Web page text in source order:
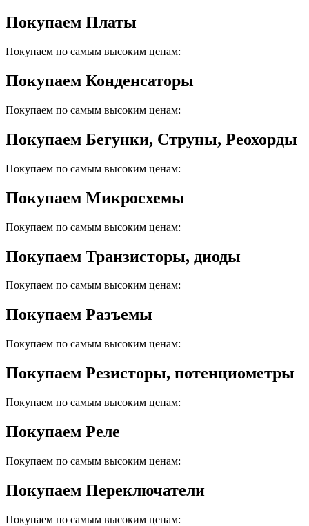
Покупаем Платы
Покупаем по самым высоким ценам:
Покупаем Конденсаторы
Покупаем по самым высоким ценам:
Покупаем Бегунки, Струны, Реохорды
Покупаем по самым высоким ценам:
Покупаем Микросхемы
Покупаем по самым высоким ценам:
Покупаем Транзисторы, диоды
Покупаем по самым высоким ценам:
Покупаем Разъемы
Покупаем по самым высоким ценам:
Покупаем Резисторы, потенциометры
Покупаем по самым высоким ценам:
Покупаем Реле
Покупаем по самым высоким ценам:
Покупаем Переключатели
Покупаем по самым высоким ценам: